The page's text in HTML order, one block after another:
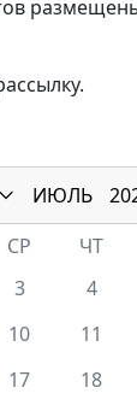
ИЮЛЬ
СР ЧТ
3 4
10 11
17 18